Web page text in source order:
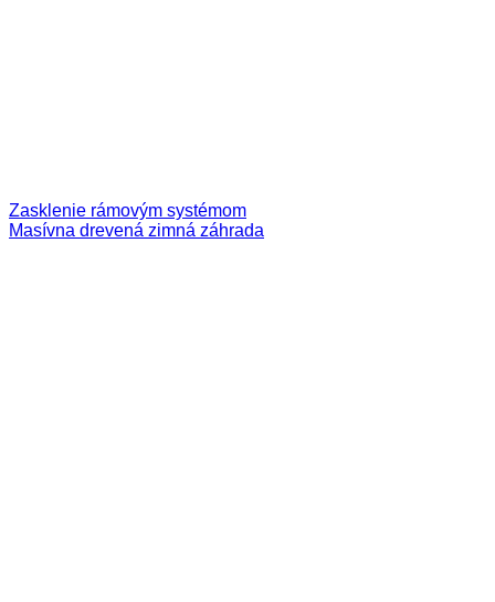
Zasklenie rámovým systémom
Masívna drevená zimná záhrada